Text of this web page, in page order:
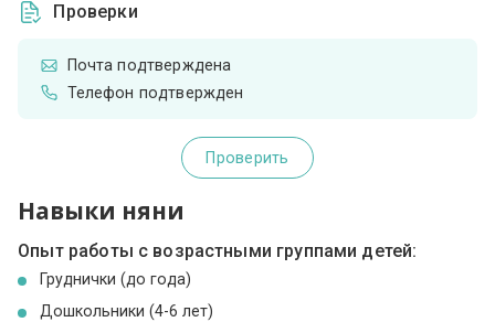
Проверки
Почта подтверждена
Телефон подтвержден
Проверить
Навыки няни
Опыт работы с возрастными группами детей:
Груднички (до года)
Дошкольники (4-6 лет)